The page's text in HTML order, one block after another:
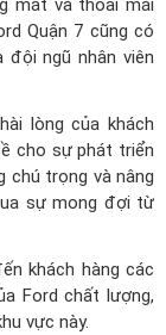
mát và thoải mái
Quận 7 cũng có
đội ngũ nhân viên
lòng của khách
cho sự phát triển
chú trọng và nâng
sự mong đợi từ
khách hàng các
Ford chất lượng,
vực này.